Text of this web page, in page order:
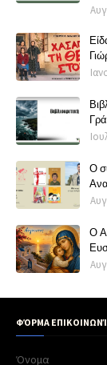
Ο
Ο
ΦΌΡΜΑ
Όνομα